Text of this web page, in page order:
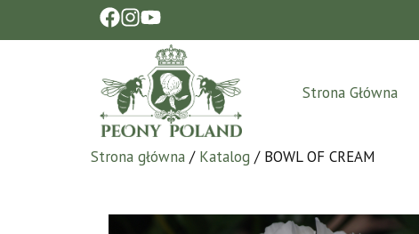
Strona Główna
Strona główna / Katalog / BOWL OF CREAM